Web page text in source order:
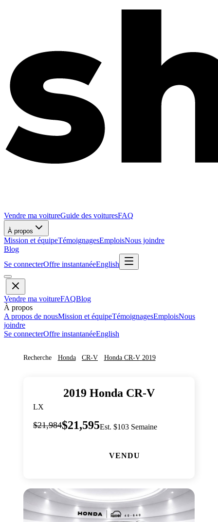
Vendre ma voitureGuide des voituresFAQ
À propos
Mission et équipeTémoignagesEmploisNous joindre
Blog
Se connecterOffre instantanéeEnglish
Vendre ma voitureFAQBlog
À propos
A propos de nousMission et équipeTémoignagesEmploisNous
joindre
Se connecterOffre instantanéeEnglish
Recherche Honda CR-V Honda CR-V 2019
2019 Honda CR-V
LX
$21,984$21,595Est. $103 Semaine
VENDU